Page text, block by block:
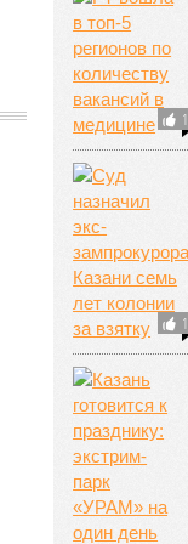
1
1